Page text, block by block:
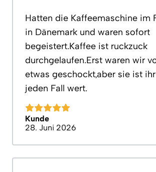
Hatten die Kaffeemaschine im
in Dänemark und waren sofort
begeistert.Kaffee ist ruckzuck
durchgelaufen.Erst waren wir
etwas geschockt,aber sie ist
jeden Fall wert.
Kunde
28. Juni 2026